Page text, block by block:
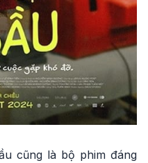
cũng là bộ phim đáng